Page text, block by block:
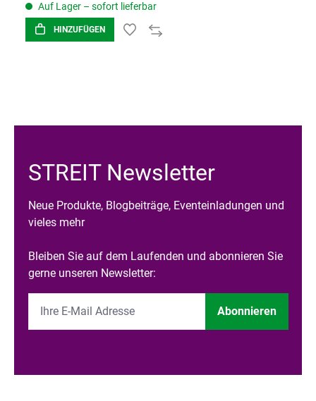
Auf Lager – sofort lieferbar
HINZUFÜGEN
STREIT Newsletter
Neue Produkte, Blogbeiträge, Eventeinladungen und
vieles mehr
Bleiben Sie auf dem Laufenden und abonnieren Sie
gerne unseren Newsletter:
Abonnieren